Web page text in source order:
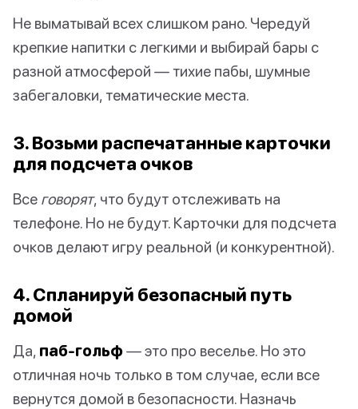
Не выматывай всех слишком рано. Чередуй
крепкие напитки с легкими и выбирай бары с
разной атмосферой — тихие пабы, шумные
забегаловки, тематические места.
3. Возьми распечатанные карточки
для подсчета очков
Все говорят, что будут отслеживать на
телефоне. Но не будут. Карточки для подсчета
очков делают игру реальной (и конкурентной).
4. Спланируй безопасный путь
домой
Да, паб-гольф— это про веселье. Но это
отличная ночь только в том случае, если все
вернутся домой в безопасности. Назначь